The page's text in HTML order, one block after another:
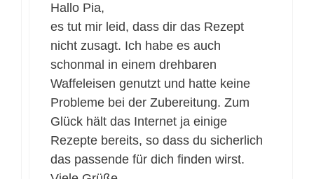
Hallo Pia,
es tut mir leid, dass dir das Rezept
nicht zusagt. Ich habe es auch
schonmal in einem drehbaren
Waffeleisen genutzt und hatte keine
Probleme bei der Zubereitung. Zum
Glück hält das Internet ja einige
Rezepte bereits, so dass du sicherlich
das passende für dich finden wirst.